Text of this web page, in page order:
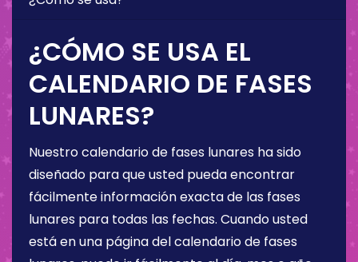
¿CÓMO SE USA EL
CALENDARIO DE FASES
LUNARES?
Nuestro calendario de fases lunares ha sido
diseñado para que usted pueda encontrar
fácilmente información exacta de las fases
lunares para todas las fechas. Cuando usted
está en una página del calendario de fases